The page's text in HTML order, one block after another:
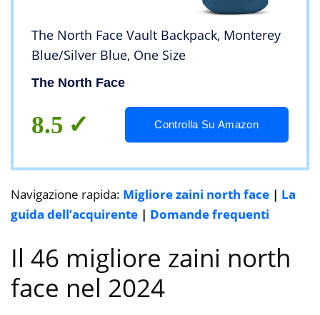
The North Face Vault Backpack, Monterey
Blue/Silver Blue, One Size
The North Face
8.5 Controlla Su Amazon
Navigazione rapida: Migliore zaini north face | La
guida dell’acquirente | Domande frequenti
Il 46 migliore zaini north
face nel 2024